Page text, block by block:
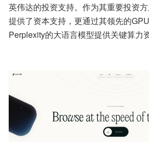
英伟达的投资支持。作为其重要投资
提供了资本支持，更通过其领先的
Perplexity的大语言模型提供关键算力资